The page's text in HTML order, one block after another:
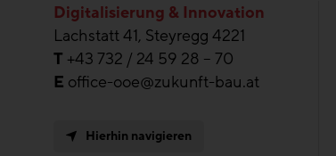
Digitalisierung & Innovation
Lachstatt 41, Steyregg 4221
T +43 732 / 24 59 28 – 70
E office-ooe@zukunft-bau.at
Hierhin navigieren